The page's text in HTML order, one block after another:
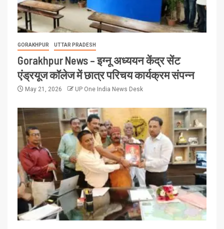
GORAKHPUR UTTAR PRADESH
Gorakhpur News – इग्नू अध्ययन केंद्र सेंट
एंड्रयूज कॉलेज में छात्र परिचय कार्यक्रम संपन्न
May 21, 2026 UP One India News Desk